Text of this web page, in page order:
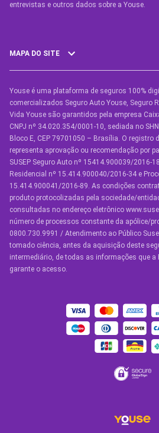
entrevistas e outros dados sobre a Youse.​
MAPA DO SITE
SEGUROS
Seguro Auto
Seguro Auto para Terceiros
Seguro por Marcas de Carro
Seguro Residencial
Seguro de Vida
Manual de Assistências
Condições Gerais
OUTROS SERVIÇOS
Youse é uma plataforma de seguros 100%
comercializados Seguro Auto Youse, Seguro
Vida Youse são garantidos pela empresa
CNPJ nº 34.020.354/0001-10, sediada no
Bloco E, CEP 79701050 – Brasília. O registro
representa aprovação ou recomendação por
SUSEP Seguro Auto nº 15414.900039/2016-
Residencial nº 15.414.900040/2016-34 e
15.414.900041/2016-89. As condições
produto protocolizadas pela sociedade/
consultadas no endereço eletrônico
número de processos constante da apólice/
0800.730.9991 / Atendimento ao Público
tomado ciência, antes da aquisição deste
intermediário, de todas as informações que a
garante o acesso.